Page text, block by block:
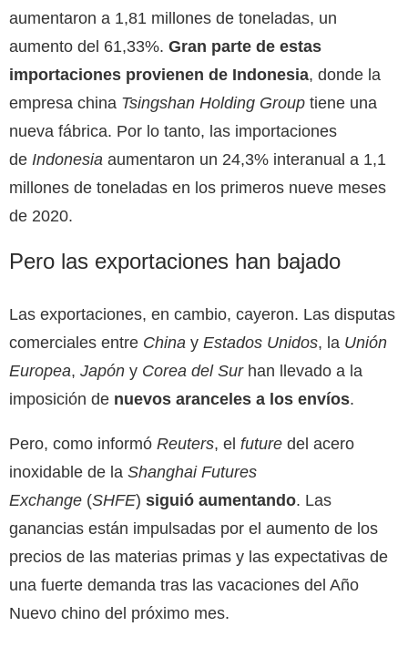
aumentaron a 1,81 millones de toneladas, un
aumento del 61,33%. Gran parte de estas
importaciones provienen de Indonesia, donde la
empresa china Tsingshan Holding Group tiene una
nueva fábrica. Por lo tanto, las importaciones
de Indonesia aumentaron un 24,3% interanual a 1,1
millones de toneladas en los primeros nueve meses
de 2020.
Pero las exportaciones han bajado
Las exportaciones, en cambio, cayeron. Las disputas
comerciales entre China y Estados Unidos, la Unión
Europea, Japón y Corea del Surhan llevado a la
imposición de nuevos aranceles a los envíos.
Pero, como informó Reuters, el future del acero
inoxidable de la Shanghai Futures
Exchange (SHFE) siguió aumentando. Las
ganancias están impulsadas por el aumento de los
precios de las materias primas y las expectativas de
una fuerte demanda tras las vacaciones del Año
Nuevo chino del próximo mes.